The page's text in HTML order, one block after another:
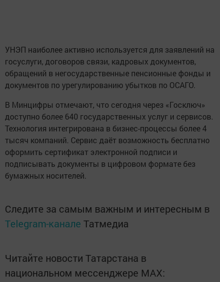
УНЭП наиболее активно используется для заявлений на
госуслуги, договоров связи, кадровых документов,
обращений в негосударственные пенсионные фонды и
документов по урегулированию убытков по ОСАГО.
В Минцифры отмечают, что сегодня через «Госключ»
доступно более 640 государственных услуг и сервисов.
Технология интегрирована в бизнес-процессы более 4
тысяч компаний. Сервис даёт возможность бесплатно
оформить сертификат электронной подписи и
подписывать документы в цифровом формате без
бумажных носителей.
Следите за самым важным и интересным в
Telegram-канале Татмедиа
Читайте новости Татарстана в
национальном мессенджере MАХ: